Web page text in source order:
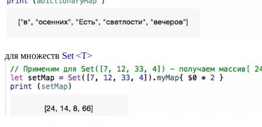
для множеств Set <T>